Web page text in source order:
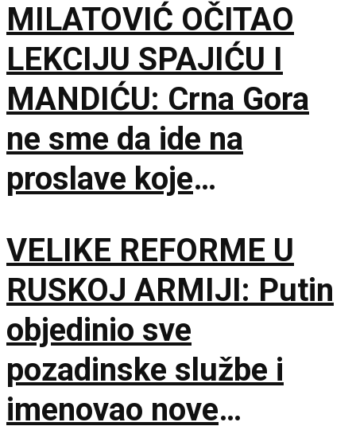
MILATOVIĆ OČITAO
LEKCIJU SPAJIĆU I
MANDIĆU: Crna Gora
ne sme da ide na
proslave koje
stradanje Srba
VELIKE REFORME U
RUSKOJ ARMIJI: Putin
objedinio sve
pozadinske službe i
imenovao nove